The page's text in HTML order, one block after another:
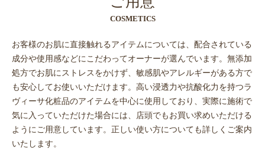
COSMETICS
お客様のお肌に直接触れるアイテムについては、配合されている
成分や使用感などにこだわってオーナーが選んでいます。無添加
処方でお肌にストレスをかけず、敏感肌やアレルギーがある方で
も安心してお使いいただけます。高い浸透力や抗酸化力を持つラ
ヴィーサ化粧品のアイテムを中心に使用しており、実際に施術で
気に入っていただけた場合には、店頭でもお買い求めいただける
ようにご用意しています。正しい使い方についても詳しくご案内
いたします。